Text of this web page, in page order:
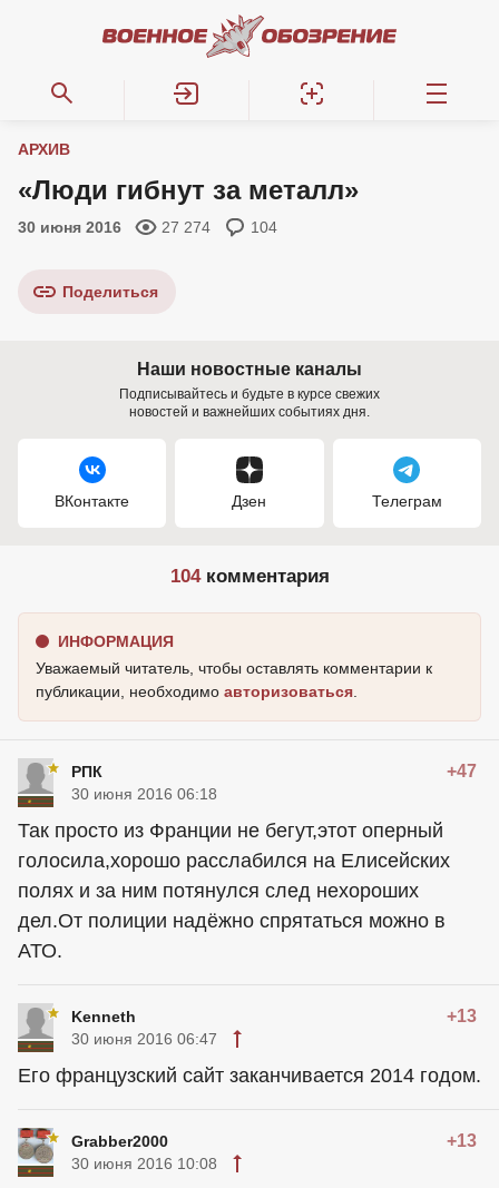
АРХИВ
«Люди гибнут за металл»
30 июня 2016 27 274 104
Поделиться
Наши новостные каналы
Подписывайтесь и будьте в курсе свежих
новостей и важнейших событиях дня.
ВКонтакте Дзен Телеграм
104комментария
ИНФОРМАЦИЯ
Уважаемый читатель, чтобы оставлять комментарии к
публикации, необходимо авторизоваться
РПК +47
30 июня 2016 06:18
Так просто из Франции не бегут,этот оперный
голосила,хорошо расслабился на Елисейских
полях и за ним потянулся след нехороших
дел.От полиции надёжно спрятаться можно в
АТО.
Kenneth +13
30 июня 2016 06:47
Его французский сайт заканчивается 2014 годом.
Grabber2000 +13
30 июня 2016 10:08